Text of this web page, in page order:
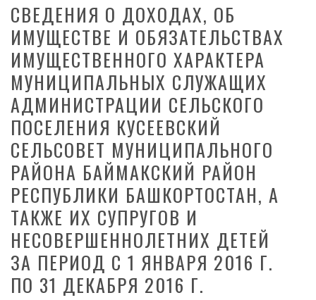
СВЕДЕНИЯ О ДОХОДАХ, ОБ
ИМУЩЕСТВЕ И ОБЯЗАТЕЛЬСТВАХ
ИМУЩЕСТВЕННОГО ХАРАКТЕРА
МУНИЦИПАЛЬНЫХ СЛУЖАЩИХ
АДМИНИСТРАЦИИ СЕЛЬСКОГО
ПОСЕЛЕНИЯ КУСЕЕВСКИЙ
СЕЛЬСОВЕТ МУНИЦИПАЛЬНОГО
РАЙОНА БАЙМАКСКИЙ РАЙОН
РЕСПУБЛИКИ БАШКОРТОСТАН, А
ТАКЖЕ ИХ СУПРУГОВ И
НЕСОВЕРШЕННОЛЕТНИХ ДЕТЕЙ
ЗА ПЕРИОД С 1 ЯНВАРЯ 2016 Г.
ПО 31 ДЕКАБРЯ 2016 Г.